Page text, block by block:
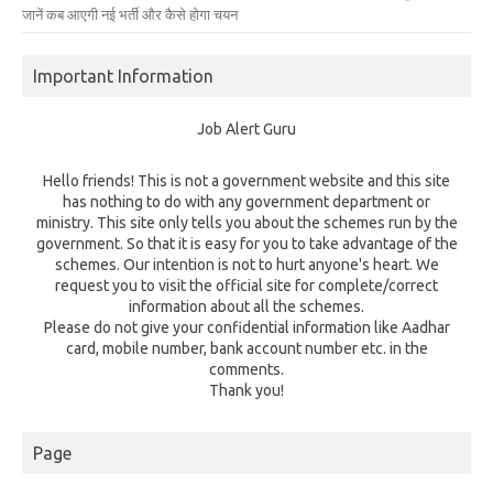
जानें कब आएगी नई भर्ती और कैसे होगा चयन
Important Information
Job Alert Guru
Hello friends! This is not a government website and this site
has nothing to do with any government department or
ministry. This site only tells you about the schemes run by the
government. So that it is easy for you to take advantage of the
schemes. Our intention is not to hurt anyone's heart. We
request you to visit the official site for complete/correct
information about all the schemes.
Please do not give your confidential information like Aadhar
card, mobile number, bank account number etc. in the
comments.
Thank you!
Page